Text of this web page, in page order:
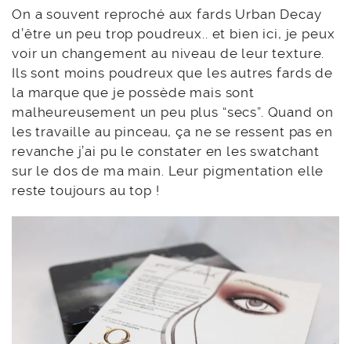
On a souvent reproché aux fards Urban Decay
d’être un peu trop poudreux.. et bien ici, je peux
voir un changement au niveau de leur texture.
Ils sont moins poudreux que les autres fards de
la marque que je possède mais sont
malheureusement un peu plus “secs”. Quand on
les travaille au pinceau, ça ne se ressent pas en
revanche j’ai pu le constater en les swatchant
sur le dos de ma main. Leur pigmentation elle
reste toujours au top !